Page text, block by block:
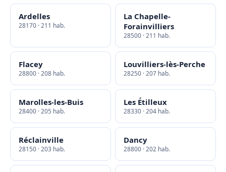
Ardelles
28170 · 211 hab.
La Chapelle-
Forainvilliers
28500 · 211 hab.
Flacey
28800 · 208 hab.
Louvilliers-lès-Perche
28250 · 207 hab.
Marolles-les-Buis
28400 · 205 hab.
Les Étilleux
28330 · 204 hab.
Réclainville
28150 · 203 hab.
Dancy
28800 · 202 hab.